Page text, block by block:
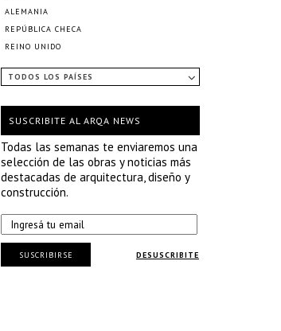
ALEMANIA
REPÚBLICA CHECA
REINO UNIDO
TODOS LOS PAÍSES
SUSCRIBITE AL ARQA NEWS
Todas las semanas te enviaremos una
selección de las obras y noticias más
destacadas de arquitectura, diseño y
construcción.
DESUSCRIBITE
SUSCRIBIRSE